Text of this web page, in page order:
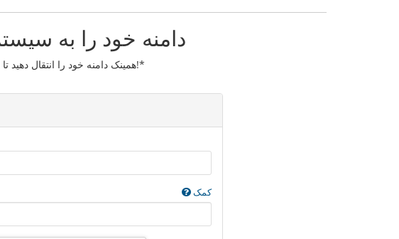
دامنه خود را به
همینک دامنه خود را انتقال دهید تا یک سال نیز تمدید گردد!*
کمک